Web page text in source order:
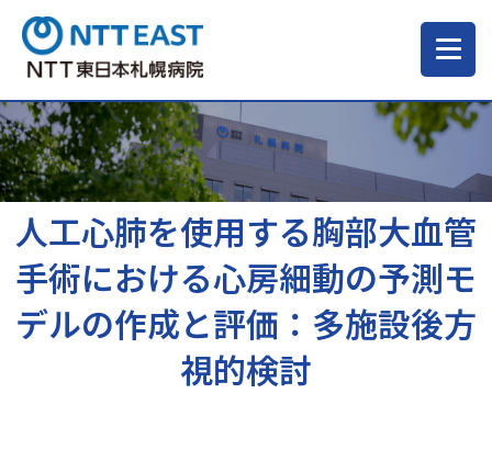
当院について
ご来院される方へ
診療科・部門
人工心肺を使用する胸部大血管
手術における心房細動の予測モ
デルの作成と評価：多施設後方
視的検討